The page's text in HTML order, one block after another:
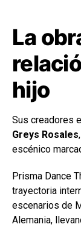
La
hijo
Sus creadores
Greys Rosales
escénico
Prisma Dance
trayectoria
escenarios de
Alemania,